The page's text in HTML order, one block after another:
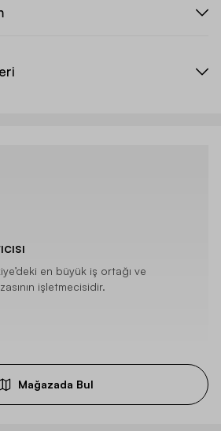
en büyük iş ortağı ve
işletmecisidir.
Mağazada Bul